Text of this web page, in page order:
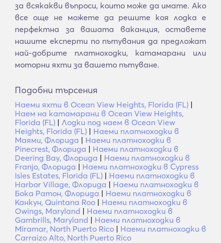
за всякакви въпроси, които може да имате. Ако
все още не можете да решите коя лодка е
перфектна за вашата ваканция, оставете
нашите експерти по пътувания да предложат
най-добрите платноходки, катамарани или
моторни яхти за вашето пътуване.
Подобни търсения
Наеми яхти в Ocean View Heights, Florida (FL) |
Наем на катамарани в Ocean View Heights,
Florida (FL) | Лодки под наем в Ocean View
Heights, Florida (FL) | Наеми платноходки в
Маями, Флорида | Наеми платноходки в
Pinecrest, Флорида | Наеми платноходки в
Deering Bay, Флорида | Наеми платноходки в
Franjo, Флорида | Наеми платноходки в Cypress
Isles Estates, Florida (FL) | Наеми платноходки в
Harbor Village, Флорида | Наеми платноходки в
Бока Ратон, Флорида | Наеми платноходки в
Канкун, Quintana Roo | Наеми платноходки в
Owings, Maryland | Наеми платноходки в
Gambrills, Maryland | Наеми платноходки в
Miramar, North Puerto Rico | Наеми платноходки в
Carraizo Alto, North Puerto Rico